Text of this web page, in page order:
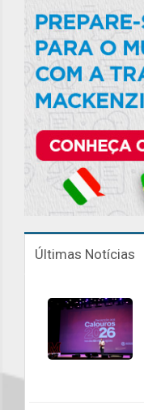
Últimas Notícias